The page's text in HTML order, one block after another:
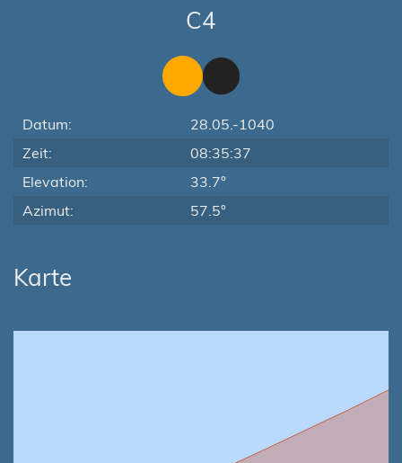
C4
Datum:
28.05.-1040
Zeit:
08:35:37
Elevation:
33.7°
Azimut:
57.5°
Karte